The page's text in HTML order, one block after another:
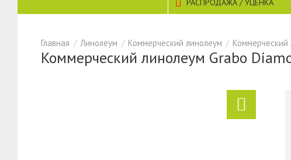
РАСПРОДАЖА / УЦЕНКА
Линолеум Коммерческий линолеум Коммерческий
Коммерческий линолеум Grabo